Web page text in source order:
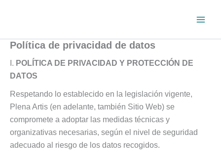
Política de privacidad de datos
I. POLÍTICA DE PRIVACIDAD Y PROTECCIÓN DE
DATOS
Respetando lo establecido en la legislación vigente,
Plena Artis (en adelante, también Sitio Web) se
compromete a adoptar las medidas técnicas y
organizativas necesarias, según el nivel de seguridad
adecuado al riesgo de los datos recogidos.